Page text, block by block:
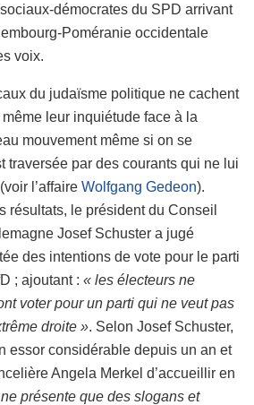
démocrates du SPD arrivant
Poméranie occidentale
voix.
du judaïsme politique ne cachent
leur inquiétude face à la
mouvement même si on se
traversée par des courants qui ne lui
l’affaire Wolfgang Gedeon).
résultats, le président du Conseil
Josef Schuster a jugé
des intentions de vote pour le parti
; ajoutant : « les électeurs ne
voter pour un parti qui ne veut pas
droite ». Selon Josef Schuster,
essor considérable depuis un an et
Angela Merkel d’accueillir en
présente que des slogans et